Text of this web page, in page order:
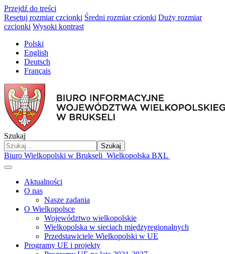
Przejdź do treści
Resetuj rozmiar czcionki Średni rozmiar czionki Duży rozmiar
czcionki Wysoki kontrast
Polski
English
Deutsch
Français
Szukaj
Szukaj
Biuro Wielkopolski w Brukseli Wielkopolska BXL
Aktualności
O nas
Nasze zadania
O Wielkopolsce
Województwo wielkopolskie
Wielkopolska w sieciach międzyregionalnych
Przedstawiciele Wielkopolski w UE
Programy UE i projekty